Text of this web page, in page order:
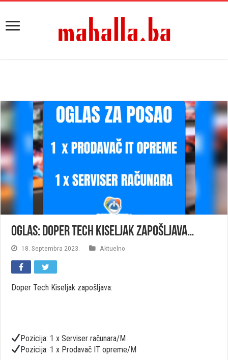
OGLAS: Doper Tech Kiseljak zapošljava…
18. Septembra 2023. Aktuelno
Doper Tech Kiseljak zapošljava:
Pozicija: 1 x Serviser računara/M
Pozicija: 1 x Prodavač IT opreme/M